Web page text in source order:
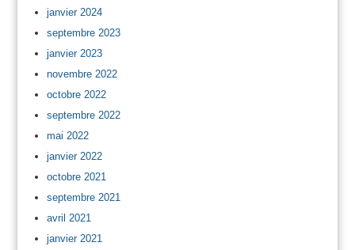
janvier 2024
septembre 2023
janvier 2023
novembre 2022
octobre 2022
septembre 2022
mai 2022
janvier 2022
octobre 2021
septembre 2021
avril 2021
janvier 2021